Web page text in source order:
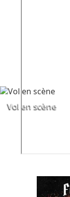
Vol en scène